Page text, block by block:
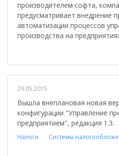
производителем софта,
предусматривает внедрение
автоматизации процессов
производства на
29.05.2015
Вышла внеплановая новая
конфигурации "Управление
предприятием", редакция 1.3.
Налоги Системы